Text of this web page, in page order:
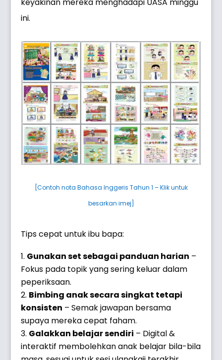
ini.
[Contoh nota Bahasa Inggeris Tahun 1 – Klik untuk
besarkan imej]
Tips cepat untuk ibu bapa:
Gunakan set sebagai panduan harian –
Fokus pada topik yang sering keluar dalam
peperiksaan.
Bimbing anak secara singkat tetapi
konsisten – Semak jawapan bersama
supaya mereka cepat faham.
Galakkan belajar sendiri – Digital &
interaktif membolehkan anak belajar bila-bila